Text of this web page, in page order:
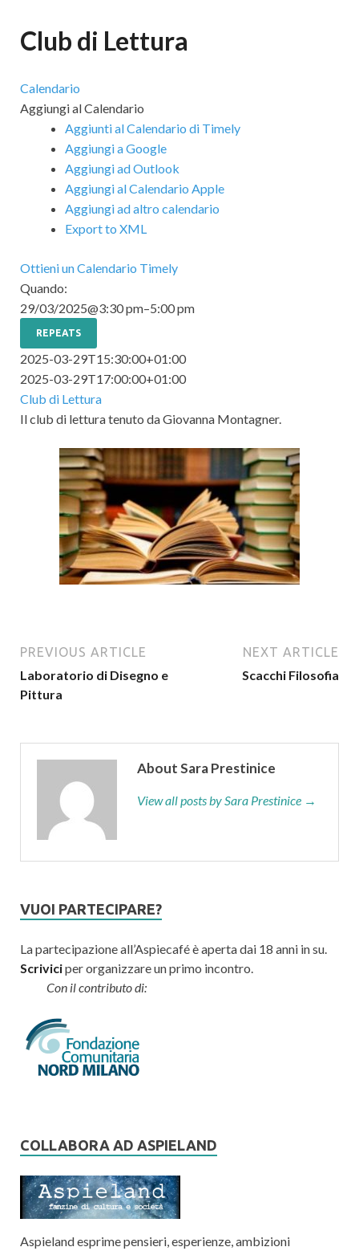
Club di Lettura
Calendario
Aggiungi al Calendario
Aggiunti al Calendario di Timely
Aggiungi a Google
Aggiungi ad Outlook
Aggiungi al Calendario Apple
Aggiungi ad altro calendario
Export to XML
Ottieni un Calendario Timely
Quando:
29/03/2025@3:30 pm–5:00 pm
REPEATS
2025-03-29T15:30:00+01:00
2025-03-29T17:00:00+01:00
Club di Lettura
Il club di lettura tenuto da Giovanna Montagner.
PREVIOUS ARTICLE
Laboratorio di Disegno e
Pittura
NEXT ARTICLE
Scacchi Filosofia
About Sara Prestinice
View all posts by Sara Prestinice →
VUOI PARTECIPARE?
La partecipazione all’Aspiecafé è aperta dai 18 anni in su.
Scriviciper organizzare un primo incontro.
Con il contributo di:
COLLABORA AD ASPIELAND
Aspieland esprime pensieri, esperienze, ambizioni